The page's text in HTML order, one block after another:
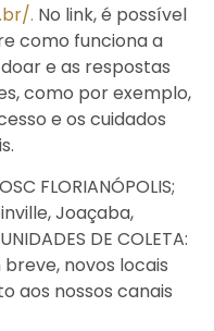
. No link, é possível
como funciona a
e as respostas
como por exemplo,
e os cuidados
FLORIANÓPOLIS;
Joaçaba,
DE COLETA:
novos locais
aos nossos canais